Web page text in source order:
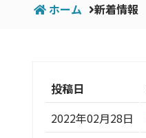
ホーム 新着情報
投稿日
2022年02月28日